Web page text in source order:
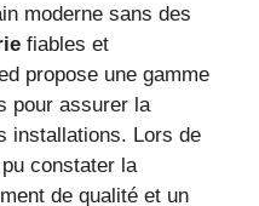
moderne sans des
fiables et
propose une gamme
pour assurer la
installations. Lors de
constater la
de qualité et un